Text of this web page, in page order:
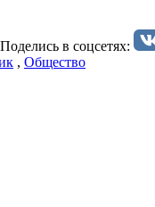
в соцсетях:
, Общество